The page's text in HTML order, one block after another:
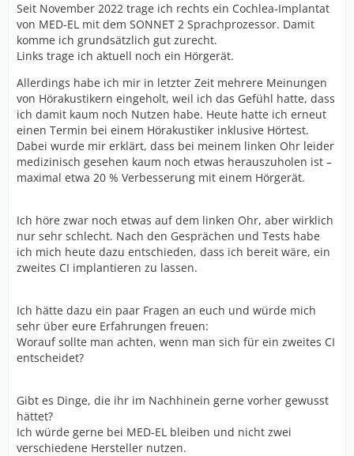
Seit November 2022 trage ich rechts ein Cochlea-Implantat
von MED-EL mit dem SONNET 2 Sprachprozessor. Damit
komme ich grundsätzlich gut zurecht.
Links trage ich aktuell noch ein Hörgerät.
Allerdings habe ich mir in letzter Zeit mehrere Meinungen
von Hörakustikern eingeholt, weil ich das Gefühl hatte, dass
ich damit kaum noch Nutzen habe. Heute hatte ich erneut
einen Termin bei einem Hörakustiker inklusive Hörtest.
Dabei wurde mir erklärt, dass bei meinem linken Ohr leider
medizinisch gesehen kaum noch etwas herauszuholen ist –
maximal etwa 20 % Verbesserung mit einem Hörgerät.
Ich höre zwar noch etwas auf dem linken Ohr, aber wirklich
nur sehr schlecht. Nach den Gesprächen und Tests habe
ich mich heute dazu entschieden, dass ich bereit wäre, ein
zweites CI implantieren zu lassen.
Ich hätte dazu ein paar Fragen an euch und würde mich
sehr über eure Erfahrungen freuen:
Worauf sollte man achten, wenn man sich für ein zweites CI
entscheidet?
Gibt es Dinge, die ihr im Nachhinein gerne vorher gewusst
hättet?
Ich würde gerne bei MED-EL bleiben und nicht zwei
verschiedene Hersteller nutzen.